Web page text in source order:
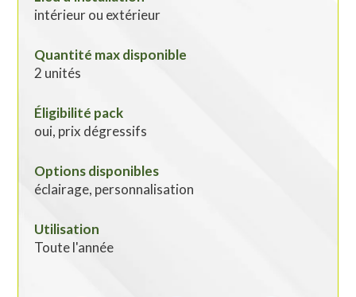
intérieur ou extérieur
Quantité max disponible
2 unités
Éligibilité pack
oui, prix dégressifs
Options disponibles
éclairage, personnalisation
Utilisation
Toute l'année